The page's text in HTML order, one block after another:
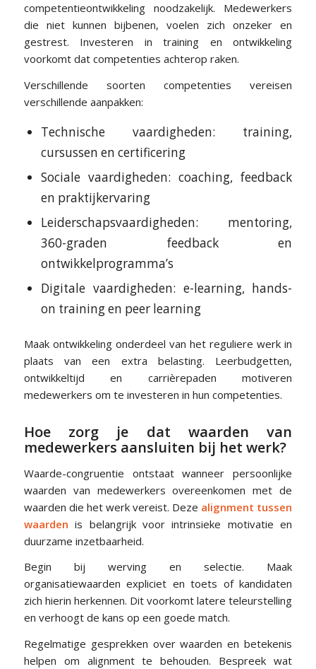
competentieontwikkeling noodzakelijk. Medewerkers
die niet kunnen bijbenen, voelen zich onzeker en
gestrest. Investeren in training en ontwikkeling
voorkomt dat competenties achterop raken.
Verschillende soorten competenties vereisen
verschillende aanpakken:
Technische vaardigheden: training,
cursussen en certificering
Sociale vaardigheden: coaching, feedback
en praktijkervaring
Leiderschapsvaardigheden: mentoring,
360-graden feedback en
ontwikkelprogramma’s
Digitale vaardigheden: e-learning, hands-
on training en peer learning
Maak ontwikkeling onderdeel van het reguliere werk in
plaats van een extra belasting. Leerbudgetten,
ontwikkeltijd en carrièrepaden motiveren
medewerkers om te investeren in hun competenties.
Hoe zorg je dat waarden van
medewerkers aansluiten bij het werk?
Waarde-congruentie ontstaat wanneer persoonlijke
waarden van medewerkers overeenkomen met de
waarden die het werk vereist. Deze alignment tussen
waarden is belangrijk voor intrinsieke motivatie en
duurzame inzetbaarheid.
Begin bij werving en selectie. Maak
organisatiewaarden expliciet en toets of kandidaten
zich hierin herkennen. Dit voorkomt latere teleurstelling
en verhoogt de kans op een goede match.
Regelmatige gesprekken over waarden en betekenis
helpen om alignment te behouden. Bespreek wat